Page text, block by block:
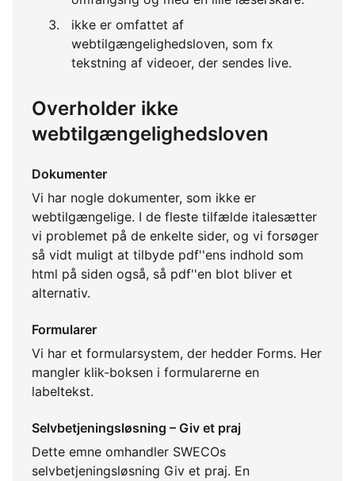
ikke er omfattet af
webtilgængelighedsloven, som fx
tekstning af videoer, der sendes live.
Overholder ikke
webtilgængelighedsloven
Dokumenter
Vi har nogle dokumenter, som ikke er
webtilgængelige. I de fleste tilfælde italesætter
vi problemet på de enkelte sider, og vi forsøger
så vidt muligt at tilbyde pdf''ens indhold som
html på siden også, så pdf''en blot bliver et
alternativ.
Formularer
Vi har et formularsystem, der hedder Forms. Her
mangler klik-boksen i formularerne en
labeltekst.
Selvbetjeningsløsning – Giv et praj
Dette emne omhandler SWECOs
selvbetjeningsløsning Giv et praj. En